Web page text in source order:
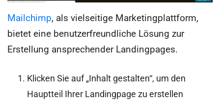
Mailchimp, als vielseitige Marketingplattform,
bietet eine benutzerfreundliche Lösung zur
Erstellung ansprechender Landingpages.
Klicken Sie auf „Inhalt gestalten“, um den
Hauptteil Ihrer Landingpage zu erstellen